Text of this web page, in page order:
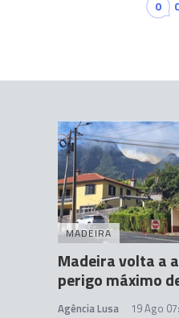
0
MADEIRA
Madeira volta a
perigo máximo
Agência Lusa 19 Ago